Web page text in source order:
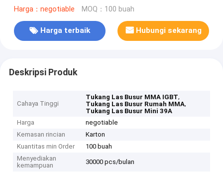
Harga：negotiable MOQ：100 buah
Harga terbaik Hubungi sekarang
Deskripsi Produk
Cahaya Tinggi
Tukang Las Busur MMA IGBT,
Tukang Las Busur Rumah MMA,
Tukang Las Busur Mini 39A
Harga
negotiable
Kemasan rincian
Karton
Kuantitas min Order
100 buah
Menyediakan
kemampuan
30000 pcs/bulan